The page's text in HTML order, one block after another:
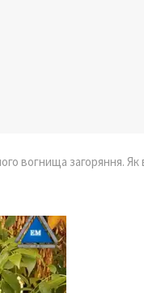
вогнища загоряння. Як